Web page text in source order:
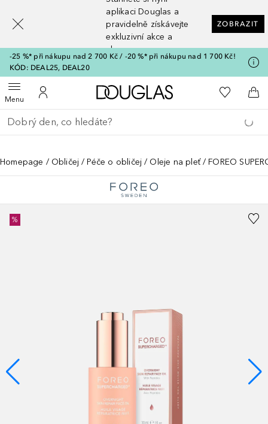
aplikaci Douglas a
pravidelně získávejte
exkluzivní akce a
slevy
ZOBRAZIT
-25 %* při nákupu nad 2 700 Kč / -20 %* při nákupu nad 1 700 Kč!
KÓD: DEAL25, DEAL20
MenuOtevřít menuK mému účtu
Domů K mému
Do
Vraťte se
Proveďte vyhledávání
Homepage Obličej Péče o obličej Oleje na pleť FOREO
%
[navigation.slideout.screenreader]